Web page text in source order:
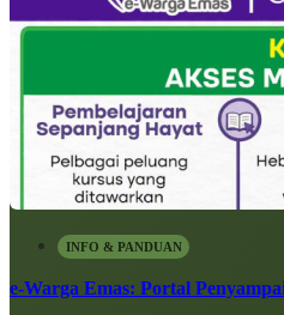
INFO & PANDUAN
e-Warga Emas: Portal